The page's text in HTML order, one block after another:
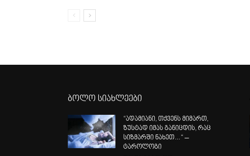
ბოლო სიახლეები
“ადამიანი, თქვენს მიმართ,
ზუსტად იმას განიცდის, რაც
სიზმარში ნახეთ…“ –
ტაროლოგი